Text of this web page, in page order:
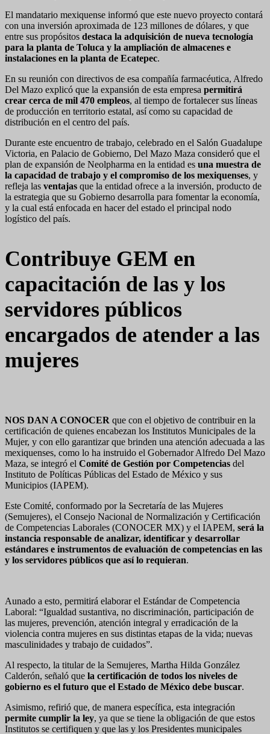
El mandatario mexiquense informó que este nuevo proyecto contará
con una inversión aproximada de 123 millones de dólares, y que
entre sus propósitos destaca la adquisición de nueva tecnología
para la planta de Toluca y la ampliación de almacenes e
instalaciones en la planta de Ecatepec.
En su reunión con directivos de esa compañía farmacéutica, Alfredo
Del Mazo explicó que la expansión de esta empresa permitirá
crear cerca de mil 470 empleos, al tiempo de fortalecer sus líneas
de producción en territorio estatal, así como su capacidad de
distribución en el centro del país.
Durante este encuentro de trabajo, celebrado en el Salón Guadalupe
Victoria, en Palacio de Gobierno, Del Mazo Maza consideró que el
plan de expansión de Neolpharma en la entidad es una muestra de
la capacidad de trabajo y el compromiso de los mexiquenses, y
refleja las ventajas que la entidad ofrece a la inversión, producto de
la estrategia que su Gobierno desarrolla para fomentar la economía,
y la cual está enfocada en hacer del estado el principal nodo
logístico del país.
Contribuye GEM en
capacitación de las y los
servidores públicos
encargados de atender a las
mujeres
NOS DAN A CONOCER que con el objetivo de contribuir en la
certificación de quienes encabezan los Institutos Municipales de la
Mujer, y con ello garantizar que brinden una atención adecuada a las
mexiquenses, como lo ha instruido el Gobernador Alfredo Del Mazo
Maza, se integró el Comité de Gestión por Competencias del
Instituto de Políticas Públicas del Estado de México y sus
Municipios (IAPEM).
Este Comité, conformado por la Secretaría de las Mujeres
(Semujeres), el Consejo Nacional de Normalización y Certificación
de Competencias Laborales (CONOCER MX) y el IAPEM, será la
instancia responsable de analizar, identificar y desarrollar
estándares e instrumentos de evaluación de competencias en las
y los servidores públicos que así lo requieran.
Aunado a esto, permitirá elaborar el Estándar de Competencia
Laboral: “Igualdad sustantiva, no discriminación, participación de
las mujeres, prevención, atención integral y erradicación de la
violencia contra mujeres en sus distintas etapas de la vida; nuevas
masculinidades y trabajo de cuidados”.
Al respecto, la titular de la Semujeres, Martha Hilda González
Calderón, señaló que la certificación de todos los niveles de
gobierno es el futuro que el Estado de México debe buscar.
Asimismo, refirió que, de manera específica, esta integración
permite cumplir la ley, ya que se tiene la obligación de que estos
Institutos se certifiquen y que las y los Presidentes municipales